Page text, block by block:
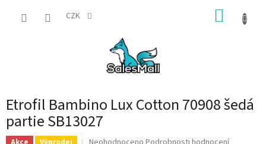
CZK
Etrofil Bambino Lux Cotton 70908 šedá
partie SB13027
Průměrné